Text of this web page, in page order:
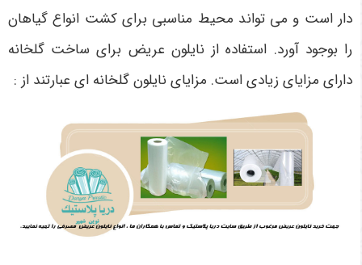
دار است و می تواند محیط مناسبی برای کشت انواع گیاهان
را بوجود آورد. استفاده از نایلون عریض برای ساخت گلخانه
دارای مزایای زیادی است. مزایای نایلون گلخانه ای عبارتند از :